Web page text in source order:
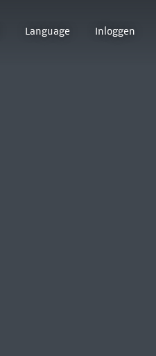
Language Inloggen